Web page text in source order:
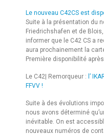
Le nouveau C42CS est
Suite à la présentation du
Friedrichshafen et de
informer que le C42 CS a
aura prochainement la
Première disponibilité
Le C42| Remorqueur : l’
FFVV !
Suite à des évolutions
nous avons déterminé
inévitable. On est
nouveaux numéros de